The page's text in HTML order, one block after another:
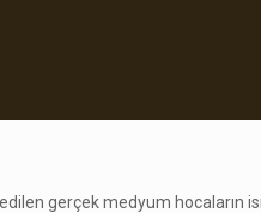
gerçek medyum hocaların